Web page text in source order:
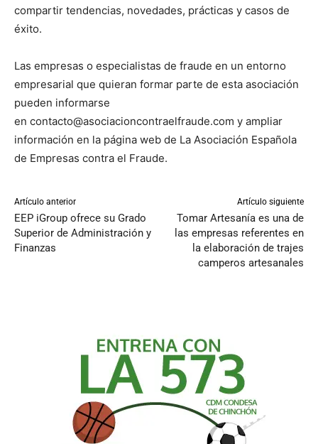
compartir tendencias, novedades, prácticas y casos de
éxito.
Las empresas o especialistas de fraude en un entorno
empresarial que quieran formar parte de esta asociación
pueden informarse
en contacto@asociacioncontraelfraude.com y ampliar
información en la página web de La Asociación Española
de Empresas contra el Fraude.
Artículo anterior
EEP iGroup ofrece su Grado
Superior de Administración y
Finanzas
Artículo siguiente
Tomar Artesanía es una de
las empresas referentes en
la elaboración de trajes
camperos artesanales